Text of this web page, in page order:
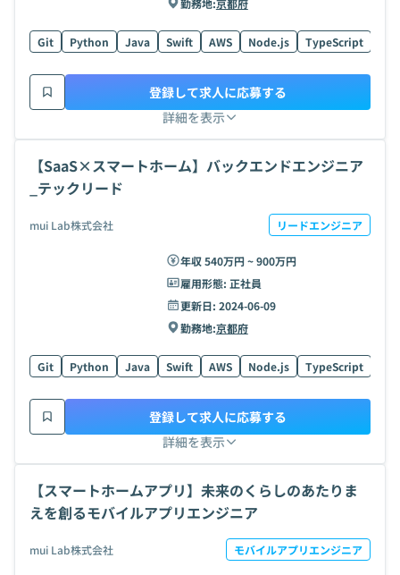
Git Python Java Swift AWS Node.js TypeScript
詳細を表示
登録して求人に応募する
【SaaS×スマートホーム】バックエンドエンジニア
_テックリード
mui Lab株式会社 リードエンジニア
年収 540万円 ~ 900万円
雇用形態: 正社員
更新日: 2024-06-09
勤務地:京都府
Git Python Java Swift AWS Node.js TypeScript
詳細を表示
登録して求人に応募する
【スマートホームアプリ】未来のくらしのあたりま
えを創るモバイルアプリエンジニア
mui Lab株式会社 モバイルアプリエンジニア